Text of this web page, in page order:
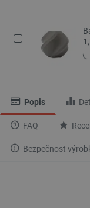
Popis
FAQ
Bezpečnost